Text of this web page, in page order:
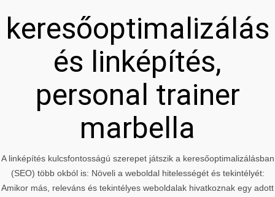
keresőoptimalizálás
és linképítés,
personal trainer
marbella
A linképítés kulcsfontosságú szerepet játszik a keresőoptimalizálásban
(SEO) több okból is: Növeli a weboldal hitelességét és tekintélyét:
Amikor más, releváns és tekintélyes weboldalak hivatkoznak egy adott